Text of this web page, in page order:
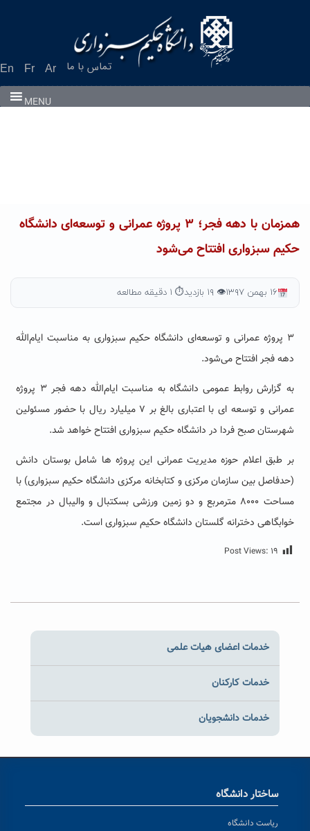
En Fr Ar تماس با ما
MENU
همزمان با دهه فجر؛ ۳ پروژه عمرانی و توسعه‌ای دانشگاه
حکیم سبزواری افتتاح می‌شود
۱۶ بهمن ۱۳۹۷ 👁 ۱۹ بازدید ⏱ ۱ دقیقه مطالعه
۳ پروژه عمرانی و توسعه‌ای دانشگاه حکیم سبزواری به مناسبت ایام‌الله
دهه فجر افتتاح می‌شود.
به گزارش روابط عمومی دانشگاه به مناسبت ایام‌الله دهه فجر ۳ پروژه
عمرانی و توسعه ای با اعتباری بالغ بر ۷ میلیارد ریال با حضور مسئولین
شهرستان صبح فردا در دانشگاه حکیم سبزواری افتتاح خواهد شد.
بر طبق اعلام حوزه مدیریت عمرانی این پروژه ها شامل بوستان دانش
(حدفاصل بین سازمان مرکزی و کتابخانه مرکزی دانشگاه حکیم سبزواری) با
مساحت ۸۰۰۰ مترمربع و دو زمین ورزشی بسکتبال و والیبال در مجتمع
خوابگاهی دخترانه گلستان دانشگاه حکیم سبزواری است.
Post Views: ۱۹
خدمات اعضای هیات علمی
خدمات کارکنان
خدمات دانشجویان
ساختار دانشگاه
ریاست دانشگاه